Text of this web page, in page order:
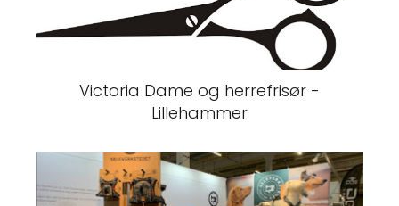
Victoria Dame og herrefrisør -
Lillehammer